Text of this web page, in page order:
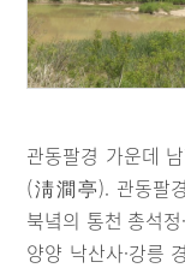
관동팔경 가운데
(淸澗亭). 관동팔
북녘의 통천 총석
양양 낙산사·강릉